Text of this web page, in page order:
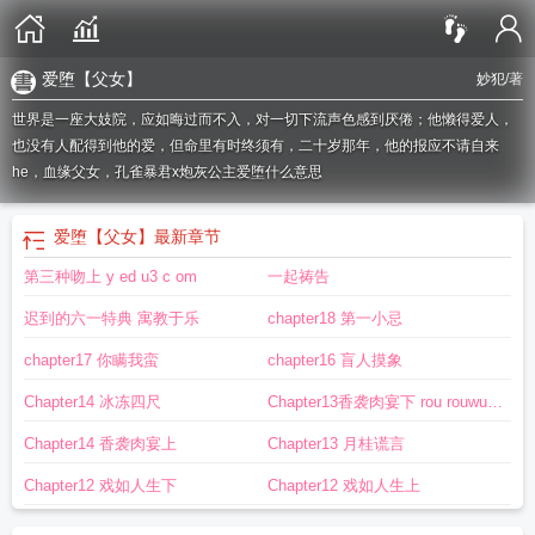
妙犯/著
爱堕【父女】
世界是一座大妓院，应如晦过而不入，对一切下流声色感到厌倦；他懒得爱人，
也没有人配得到他的爱，但命里有时终须有，二十岁那年，他的报应不请自来
he，血缘父女，孔雀暴君x炮灰公主爱堕什么意思
爱堕【父女】 最新章节
第三种吻上 y ed u3 c om 一起祷告
迟到的六一特典 寓教于乐 chapter18 第一小忌
chapter17 你瞒我蛮 chapter16 盲人摸象
Chapter14 冰冻四尺 Chapter13香袭肉宴下 rou rouwu 7
co m
Chapter14 香袭肉宴上 Chapter13 月桂谎言
Chapter12 戏如人生下 Chapter12 戏如人生上